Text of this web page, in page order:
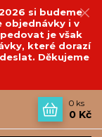
si budeme
objednávky i v
je však
které dorazí
Děkujeme
0 ks
0 Kč